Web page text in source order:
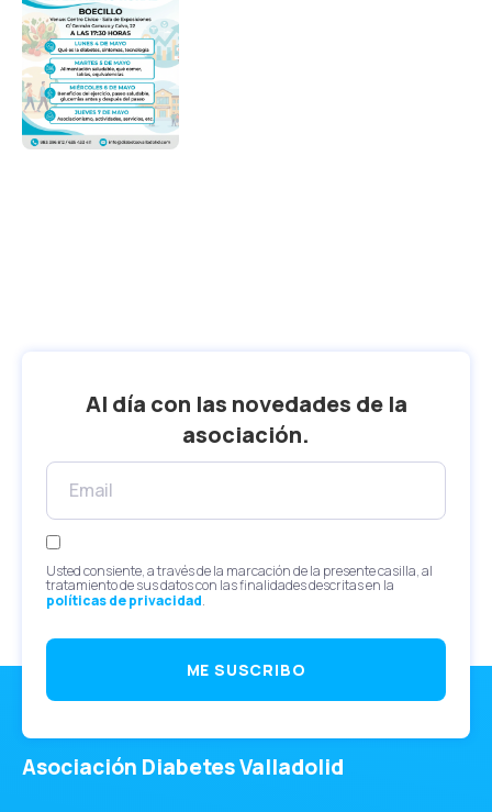
Al día con las novedades de la
asociación.
Usted consiente, a través de la marcación de la presente casilla, al
tratamiento de sus datos con las finalidades descritas en la
políticas de privacidad.
ME SUSCRIBO
Asociación Diabetes Valladolid